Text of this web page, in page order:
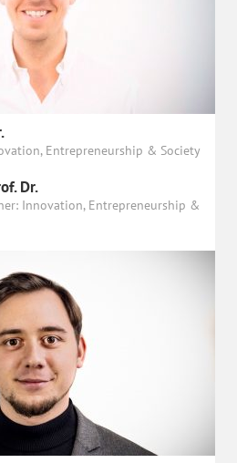
Entrepreneurship & Society
Dr.
Innovation, Entrepreneurship &